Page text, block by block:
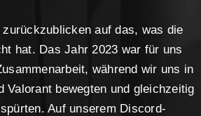
auf das, was die
hat. Das Jahr 2023 war für uns
während wir uns in
Valorant bewegten und gleichzeitig
Auf unserem Discord-